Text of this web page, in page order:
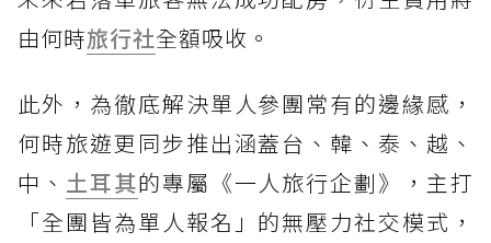
由何時旅行社全額吸收。
此外，為徹底解決單人參團常有的邊緣感，
何時旅遊更同步推出涵蓋台、韓、泰、越、
中、 土耳其的專屬《一人旅行企劃》，主打
「全團皆為單人報名」的無壓力社交模式，